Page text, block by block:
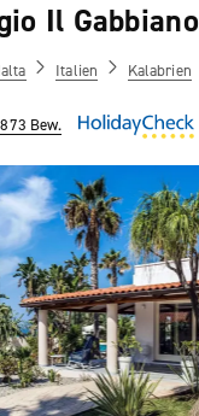
Il Gabbiano
Italien Kalabrien
Bew.